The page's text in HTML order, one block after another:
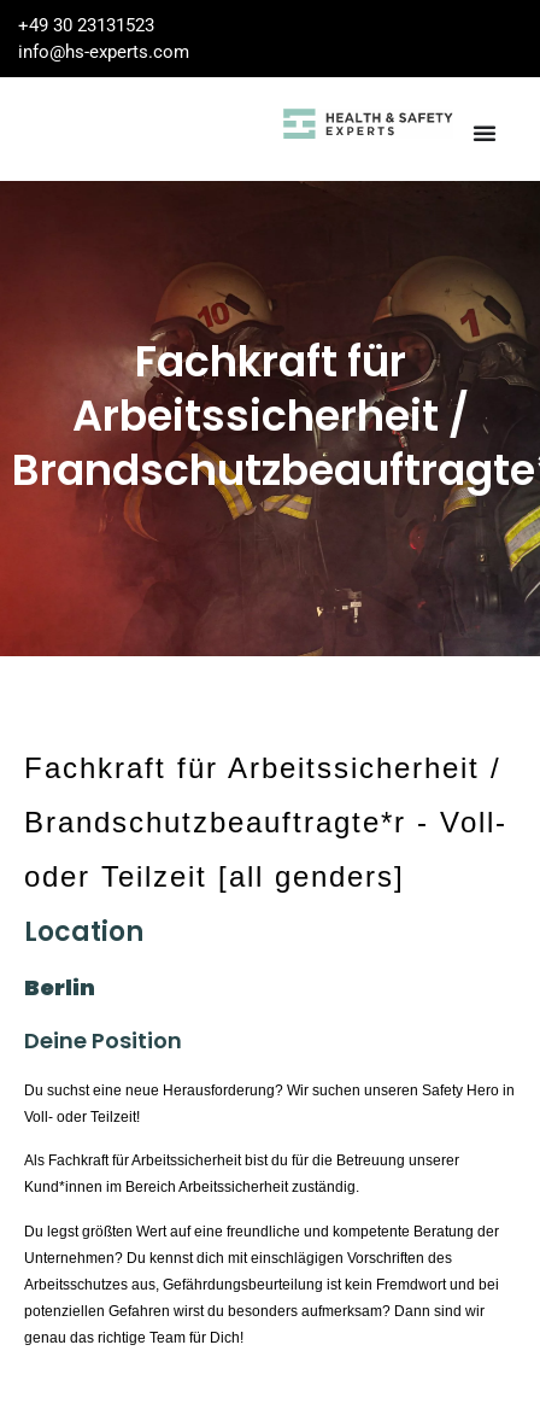
+49 30 23131523
info@hs-experts.com
Fachkraft für
Arbeitssicherheit /
Fachkraft für Arbeitssicherheit /
Brandschutzbeauftragte*r - Voll-
oder Teilzeit [all genders]
Location
Berlin
Deine Position
Du suchst eine neue Herausforderung? Wir suchen unseren Safety Hero in
Voll- oder Teilzeit!
Als Fachkraft für Arbeitssicherheit bist du für die Betreuung unserer
Kund*innen im Bereich Arbeitssicherheit zuständig.
Du legst größten Wert auf eine freundliche und kompetente Beratung der
Unternehmen? Du kennst dich mit einschlägigen Vorschriften des
Arbeitsschutzes aus, Gefährdungsbeurteilung ist kein Fremdwort und bei
potenziellen Gefahren wirst du besonders aufmerksam? Dann sind wir
genau das richtige Team für Dich!